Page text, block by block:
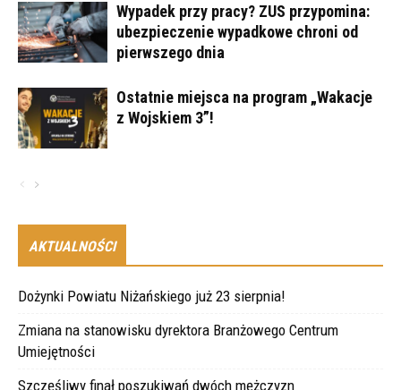
Wypadek przy pracy? ZUS przypomina:
ubezpieczenie wypadkowe chroni od
pierwszego dnia
Ostatnie miejsca na program „Wakacje
z Wojskiem 3”!
AKTUALNOŚCI
Dożynki Powiatu Niżańskiego już 23 sierpnia!
Zmiana na stanowisku dyrektora Branżowego Centrum
Umiejętności
Szczęśliwy finał poszukiwań dwóch mężczyzn